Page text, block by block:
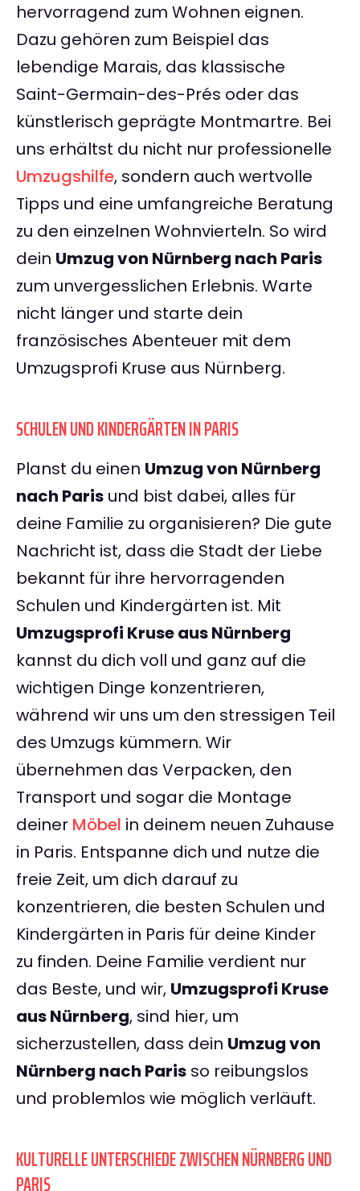
hervorragend zum Wohnen eignen.
Dazu gehören zum Beispiel das
lebendige Marais, das klassische
Saint-Germain-des-Prés oder das
künstlerisch geprägte Montmartre. Bei
uns erhältst du nicht nur professionelle
Umzugshilfe, sondern auch wertvolle
Tipps und eine umfangreiche Beratung
zu den einzelnen Wohnvierteln. So wird
dein Umzug von Nürnberg nach Paris
zum unvergesslichen Erlebnis. Warte
nicht länger und starte dein
französisches Abenteuer mit dem
Umzugsprofi Kruse aus Nürnberg.
SCHULEN UND KINDERGÄRTEN IN PARIS
Planst du einen Umzug von Nürnberg
nach Paris und bist dabei, alles für
deine Familie zu organisieren? Die gute
Nachricht ist, dass die Stadt der Liebe
bekannt für ihre hervorragenden
Schulen und Kindergärten ist. Mit
Umzugsprofi Kruse aus Nürnberg
kannst du dich voll und ganz auf die
wichtigen Dinge konzentrieren,
während wir uns um den stressigen Teil
des Umzugs kümmern. Wir
übernehmen das Verpacken, den
Transport und sogar die Montage
deiner Möbel in deinem neuen Zuhause
in Paris. Entspanne dich und nutze die
freie Zeit, um dich darauf zu
konzentrieren, die besten Schulen und
Kindergärten in Paris für deine Kinder
zu finden. Deine Familie verdient nur
das Beste, und wir, Umzugsprofi Kruse
aus Nürnberg, sind hier, um
sicherzustellen, dass dein Umzug von
Nürnberg nach Paris so reibungslos
und problemlos wie möglich verläuft.
KULTURELLE UNTERSCHIEDE ZWISCHEN NÜRNBERG UND